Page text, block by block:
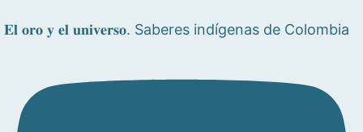
𝐄𝐥 𝐨𝐫𝐨 𝐲 𝐞𝐥 𝐮𝐧𝐢𝐯𝐞𝐫𝐬𝐨. Saberes indígenas de Colombia